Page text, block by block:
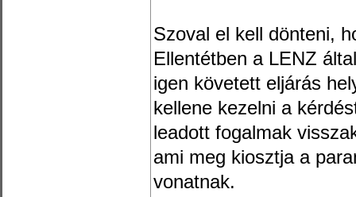
Szoval el kell dönteni,
Ellentétben a LENZ
igen követett eljárás
kellene kezelni a
leadott fogalmak
ami meg kiosztja a
vonatnak.